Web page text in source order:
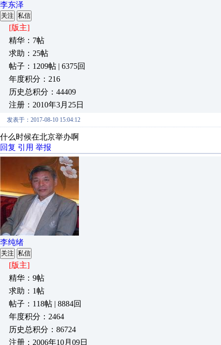
李东泽
关注 私信
[版主]
精华：7帖
求助：25帖
帖子：1209帖 | 6375回
年度积分：216
历史总积分：44409
注册：2010年3月25日
发表于：2017-08-10 15:04:12
什么时候在北京举办啊
回复 引用 举报
李纯绪
关注 私信
[版主]
精华：9帖
求助：1帖
帖子：118帖 | 8884回
年度积分：2464
历史总积分：86724
注册：2006年10月09日